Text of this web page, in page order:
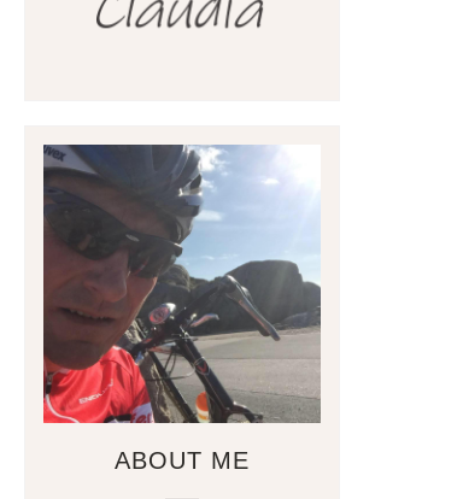
ABOUT ME